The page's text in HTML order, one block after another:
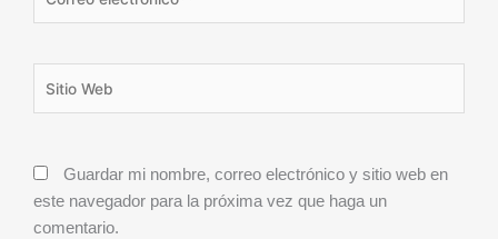
Guardar mi nombre, correo electrónico y sitio web en
este navegador para la próxima vez que haga un
comentario.